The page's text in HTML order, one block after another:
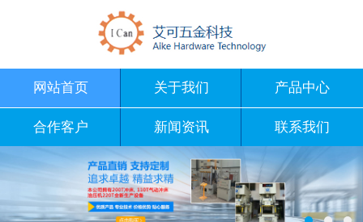
网站首页 关于我们 产品中心
合作客户 新闻资讯 联系我们